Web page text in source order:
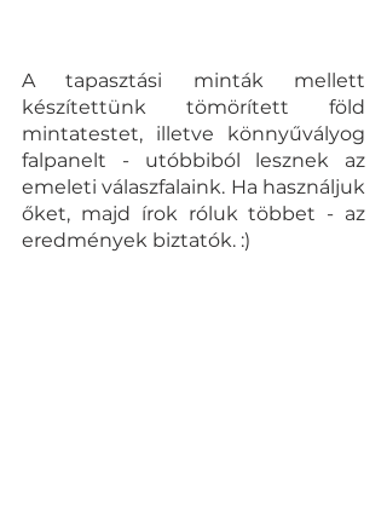
A tapasztási minták mellett
készítettünk tömörített föld
mintatestet, illetve könnyűvályog
falpanelt - utóbbiból lesznek az
emeleti válaszfalaink. Ha használjuk
őket, majd írok róluk többet - az
eredmények biztatók. :)